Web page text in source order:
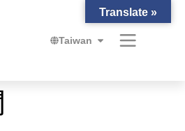
Taiwan
Translate »